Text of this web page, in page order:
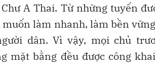
A Thai. Từ những tuyến
làm nhanh, làm bền
dân. Vì vậy, mọi chủ
mặt bằng đều được công